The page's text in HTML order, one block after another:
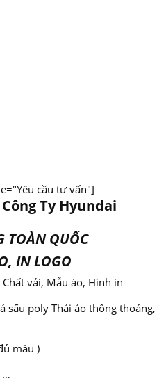
cầu tư vấn"]
Ty Hyundai
TOÀN QUỐC
IN LOGO
vải, Mẫu áo, Hình in
sấu poly Thái áo thông thoáng,
màu )
…